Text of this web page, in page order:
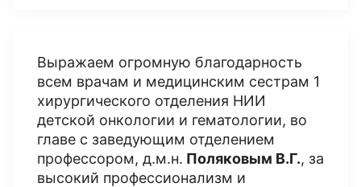
Выражаем огромную благодарность
всем врачам и медицинским сестрам 1
хирургического отделения НИИ
детской онкологии и гематологии, во
главе с заведующим отделением
профессором, д.м.н. Поляковым В.Г., за
высокий профессионализм и